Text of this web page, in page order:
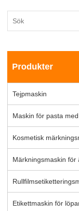
Produkter
Tejpmaskin
Maskin för pasta
Kosmetisk
Märkningsmaskin för
Etikettmaskin för